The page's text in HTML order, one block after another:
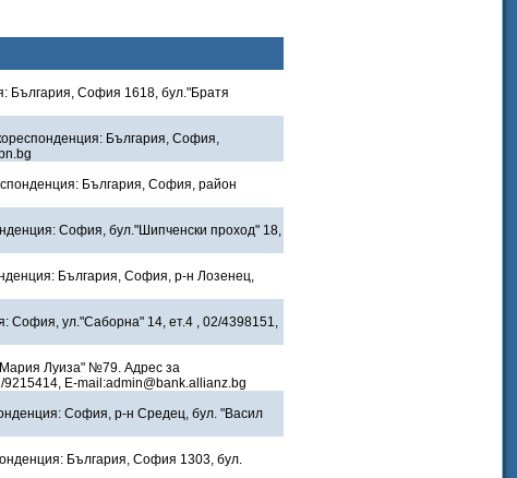
България, София 1618, бул."Братя
България, София,
България, София, район
София, бул."Шипченски проход" 18,
България, София, р-н Лозенец,
София, ул."Саборна" 14, ет.4 , 02/4398151,
Луиза" №79. Адрес за
E-mail:admin@bank.allianz.bg
София, р-н Средец, бул. "Васил
България, София 1303, бул.